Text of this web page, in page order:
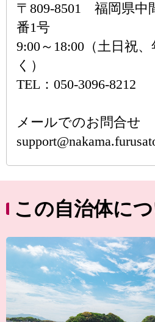
〒809-8501 福岡県中
番1号
9:00～18:00（土日祝
く）
TEL：050-3096-8212
メールでのお問合せ
この自治体に